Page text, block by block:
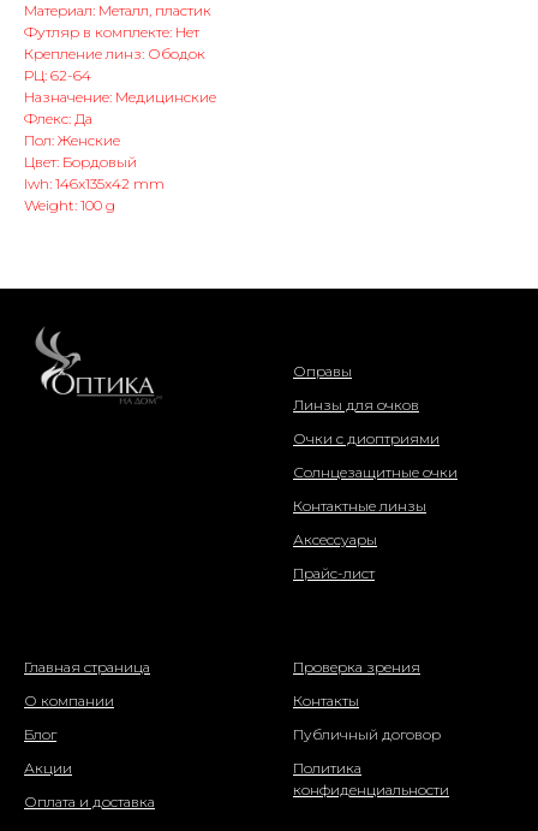
Материал: Металл, пластик
Футляр в комплекте: Нет
Крепление линз: Ободок
РЦ: 62-64
Назначение: Медицинские
Флекс: Да
Пол: Женские
Цвет: Бордовый
lwh: 146x135x42 mm
Weight: 100 g
Оправы
Линзы для очков
Очки с диоптриями
Солнцезащитные очки
Контактные линзы
Аксессуары
Прайс-лист
Главная страница
О компании
Блог
Акции
Оплата и доставка
Проверка зрения
Контакты
Публичный договор
Политика
конфиденциальности